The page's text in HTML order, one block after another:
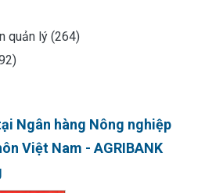
quản lý (264)
Ngân hàng Nông nghiệp
Việt Nam - AGRIBANK